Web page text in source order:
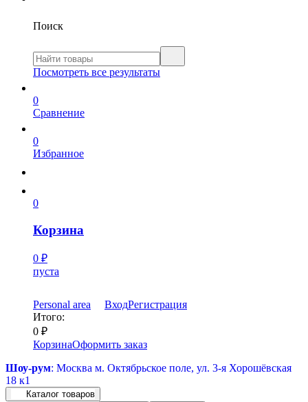
Поиск
Посмотреть все результаты
0
Сравнение
0
Избранное
0
Корзина
0 ₽
пуста
Personal area ВходРегистрация
Итого:
0 ₽
КорзинаОформить заказ
Шоу-рум: Москва м. Октябрьское поле, ул. 3-я Хорошёвская
18 к1
Каталог товаров